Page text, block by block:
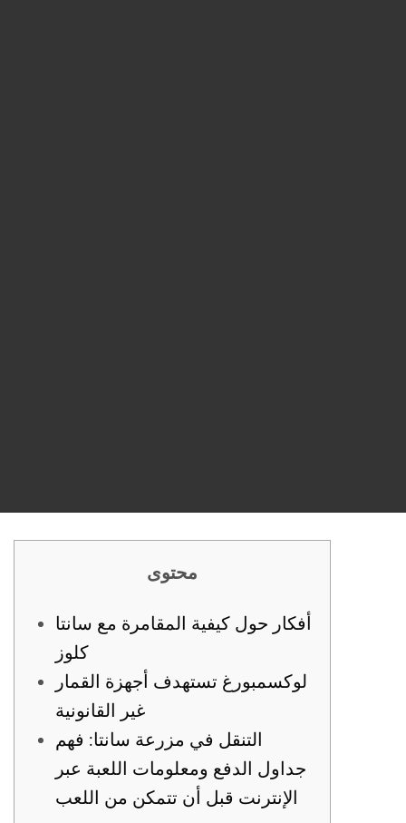
محتوى
أفكار حول كيفية المقامرة مع سانتا
كلوز
لوكسمبورغ تستهدف أجهزة القمار
غير القانونية
التنقل في مزرعة سانتا: فهم
جداول الدفع ومعلومات اللعبة عبر
الإنترنت قبل أن تتمكن من اللعب